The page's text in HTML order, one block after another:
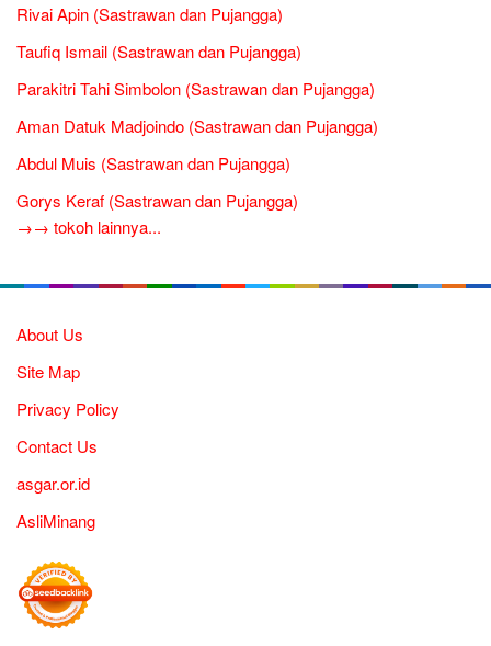
Rivai Apin (Sastrawan dan Pujangga)
Taufiq Ismail (Sastrawan dan Pujangga)
Parakitri Tahi Simbolon (Sastrawan dan Pujangga)
Aman Datuk Madjoindo (Sastrawan dan Pujangga)
Abdul Muis (Sastrawan dan Pujangga)
Gorys Keraf (Sastrawan dan Pujangga)
→→ tokoh lainnya...
About Us
Site Map
Privacy Policy
Contact Us
asgar.or.id
AsliMinang